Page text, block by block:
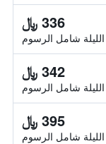
336 ﷼
شامل الرسوم
342 ﷼
شامل الرسوم
395 ﷼
شامل الرسوم